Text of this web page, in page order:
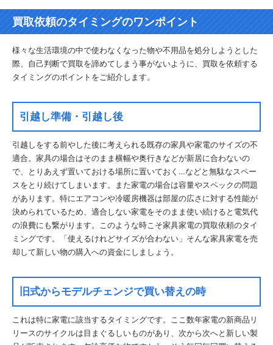
買取依頼のタイミングのワンポイント
様々な生活環境の中で使わなくなった物や不用品を処分しようとした
際、自己判断で買取を諦めてしまう事がないように、買取を依頼する
タイミングのポイントをご紹介します。
引越し準備・引越し後
引越しをする前やした後に考えられる既存の家具や家電のサイズの不
適合。家具の場合はそのまま横幅や奥行きなどが新居に合わないの
で、とりあえず置いておける場所に置いておく…などと無駄なスペー
スをとり続けてしまいます。また家電の場合は容量やスペックの問題
があります。特にエアコンや冷暖房機器は部屋の広さに対する性能が
決められているため、適合しない家電をそのまま使い続けると電気代
の浪費にも繋がります。このような時こそ家具家電の買取依頼のタイ
ミングです。「使えるけれどサイズが合わない」そんな家具家電を売
却して新しい物の購入への資金にしましょう。
旧式からモデルチェンジで買い替えの時
これは特に家電に該当するタイミングです。ここ数年家電の新商品リ
リースのサイクルは目まぐるしいものがあり、次から次へと新しい製